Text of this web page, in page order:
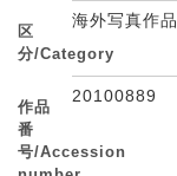
区
分/Category
海外写真作品
作品
番
号/Accession
20100889